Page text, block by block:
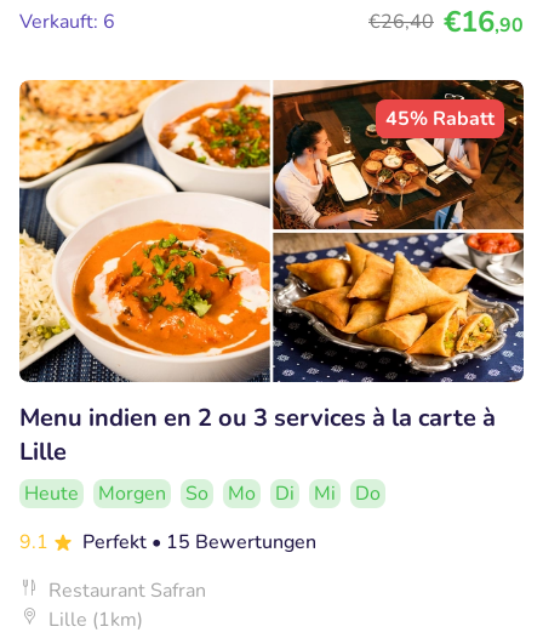
Verkauft: 6
€26,40 €16,90
45% Rabatt
Menu indien en 2 ou 3 services à la carte à
Lille
Heute Morgen So Mo Di Mi
Do
9.1
Perfekt • 15 Bewertungen
Restaurant Safran
Lille (1km)